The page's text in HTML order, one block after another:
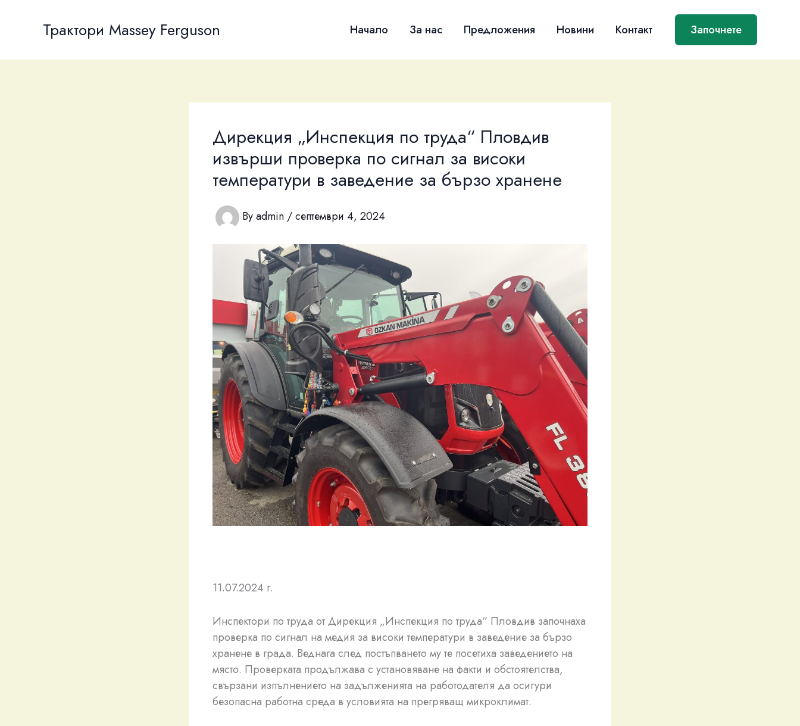
Трактори Massey Ferguson Начало За нас Предложения Новини Контакт Започнете
Дирекция „Инспекция по труда“ Пловдив
извърши проверка по сигнал за високи
температури в заведение за бързо хранене
Byadmin /септември 4, 2024
11.07.2024 г.
Инспектори по труда от Дирекция „Инспекция по труда“ Пловдив започнаха
проверка по сигнал на медия за високи температури в заведение за бързо
хранене в града. Веднага след постъпването му те посетиха заведението на
място. Проверката продължава с установяване на факти и обстоятелства,
свързани изпълнението на задълженията на работодателя да осигури
безопасна работна среда в условията на прегряващ микроклимат.